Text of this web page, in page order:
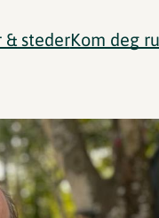
& stederKom deg